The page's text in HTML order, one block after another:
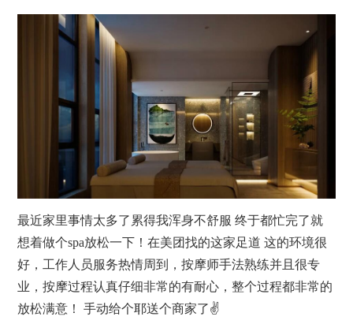
最近家里事情太多了累得我浑身不舒服 终于都忙完了就
想着做个spa放松一下！在美团找的这家足道 这的环境很
好，工作人员服务热情周到，按摩师手法熟练并且很专
业，按摩过程认真仔细非常的有耐心，整个过程都非常的
放松满意！ 手动给个耶送个商家了✌️